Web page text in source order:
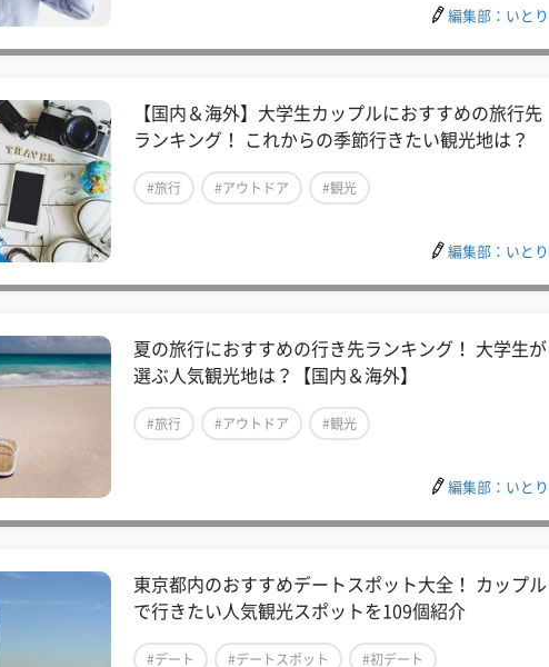
編集部：いとり
【国内＆海外】大学生カップルにおすすめの旅行先
ランキング！ これからの季節行きたい観光地は？
#旅行 #アウトドア #観光
編集部：いとり
夏の旅行におすすめの行き先ランキング！ 大学生が
選ぶ人気観光地は？【国内＆海外】
#旅行 #アウトドア #観光
編集部：いとり
東京都内のおすすめデートスポット大全！ カップル
で行きたい人気観光スポットを109個紹介
#デート #デートスポット #初デート